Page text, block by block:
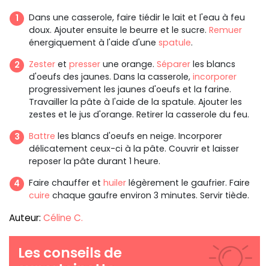
Dans une casserole, faire tiédir le lait et l'eau à feu
doux. Ajouter ensuite le beurre et le sucre. Remuer
énergiquement à l'aide d'une spatule.
Zester et presser une orange. Séparer les blancs
d'oeufs des jaunes. Dans la casserole, incorporer
progressivement les jaunes d'oeufs et la farine.
Travailler la pâte à l'aide de la spatule. Ajouter les
zestes et le jus d'orange. Retirer la casserole du feu.
Battre les blancs d'oeufs en neige. Incorporer
délicatement ceux-ci à la pâte. Couvrir et laisser
reposer la pâte durant 1 heure.
Faire chauffer et huiler légèrement le gaufrier. Faire
cuire chaque gaufre environ 3 minutes. Servir tiède.
Auteur: Céline C.
Les conseils de